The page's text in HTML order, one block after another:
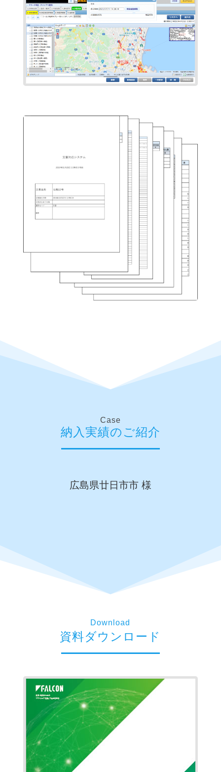
Case
納入実績のご紹介
広島県廿日市市 様
Download
資料ダウンロード